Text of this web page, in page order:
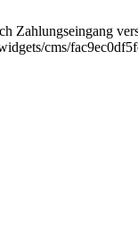
Zahlungseingang
cms/